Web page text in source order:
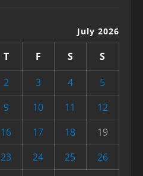
July 2026
T F S
S
2 3 4
5
9 10 11
12
16 17 18
19
23 24 25
26